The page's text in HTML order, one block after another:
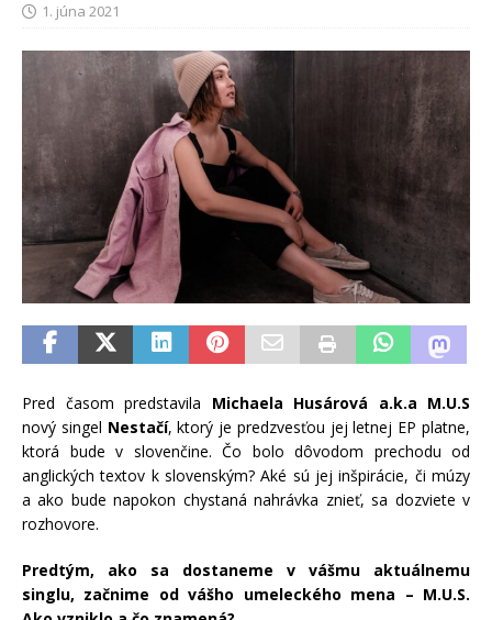
1. júna 2021
Pred časom predstavila Michaela Husárová a.k.a M.U.S
nový singel Nestačí, ktorý je predzvesťou jej letnej EP platne,
ktorá bude v slovenčine. Čo bolo dôvodom prechodu od
anglických textov k slovenským? Aké sú jej inšpirácie, či múzy
a ako bude napokon chystaná nahrávka znieť, sa dozviete v
rozhovore.
Predtým, ako sa dostaneme v vášmu aktuálnemu
singlu, začnime od vášho umeleckého mena – M.U.S.